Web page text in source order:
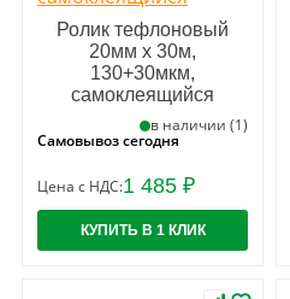
Ролик тефлоновый
20мм х 30м,
130+30мкм,
самоклеящийся
в наличии (1)
Самовывоз сегодня
Цена с НДС:1 485 ₽
КУПИТЬ В 1 КЛИК